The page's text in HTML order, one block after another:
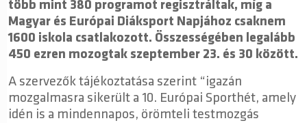
több mint 380 programot regisztráltak, míg a
Magyar és Európai Diáksport Napjához csaknem
1600 iskola csatlakozott. Összességében legalább
450 ezren mozogtak szeptember 23. és 30 között.
A szervezők tájékoztatása szerint “igazán
mozgalmasra sikerült a 10. Európai Sporthét, amely
idén is a mindennapos, örömteli testmozgás